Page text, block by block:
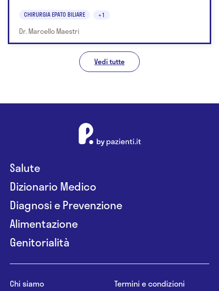
CHIRURGIA EPATO BILIARE +1
Dr. Marcello Maestri
Vedi tutte
Salute
Dizionario Medico
Diagnosi e Prevenzione
Alimentazione
Genitorialità
Chi siamo
Termini e condizioni